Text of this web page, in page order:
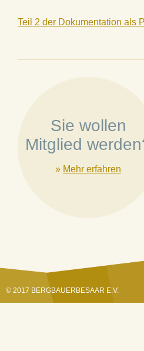
Teil 2 der Dokumentation als
Sie wollen
Mitglied
» Mehr erfahren
© 2017 BERGBAUERBESAAR E.V.